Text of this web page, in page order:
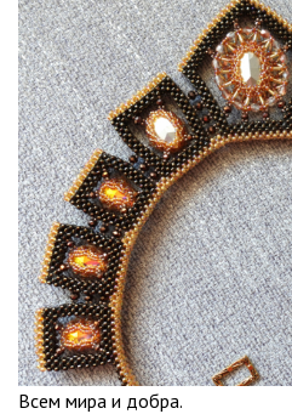
Всем мира и добра.